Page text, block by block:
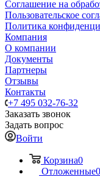
Соглашение на
Пользовательское
Политика
Компания
О компании
Документы
Партнеры
Отзывы
Контакты
+7 495 032-76-32
Заказать звонок
Задать вопрос
Войти
Корзина0
Отложенные0